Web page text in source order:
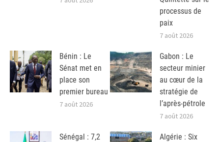
processus de
paix
7 août 2026
Bénin : Le
Sénat met en
place son
premier bureau
7 août 2026
Gabon : Le
secteur minier
au cœur de la
stratégie de
l’après-pétrole
7 août 2026
Sénégal : 7,2
Algérie : Six